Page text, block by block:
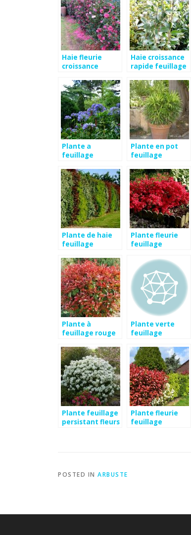
Haie fleurie
croissance
Haie croissance
rapide feuillage
Plante a
feuillage
Plante en pot
feuillage
Plante de haie
feuillage
Plante fleurie
feuillage
Plante à
feuillage rouge
Plante verte
feuillage
Plante feuillage
persistant fleurs
Plante fleurie
feuillage
POSTED IN ARBUSTE